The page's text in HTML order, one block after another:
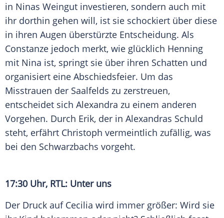
in Ninas Weingut investieren, sondern auch mit
ihr dorthin gehen will, ist sie schockiert über diese
in ihren Augen überstürzte Entscheidung. Als
Constanze jedoch merkt, wie glücklich Henning
mit Nina ist, springt sie über ihren Schatten und
organisiert eine Abschiedsfeier. Um das
Misstrauen der Saalfelds zu zerstreuen,
entscheidet sich Alexandra zu einem anderen
Vorgehen. Durch Erik, der in Alexandras Schuld
steht, erfährt Christoph vermeintlich zufällig, was
bei den Schwarzbachs vorgeht.
17:30 Uhr, RTL: Unter uns
Der Druck auf Cecilia wird immer größer: Wird sie